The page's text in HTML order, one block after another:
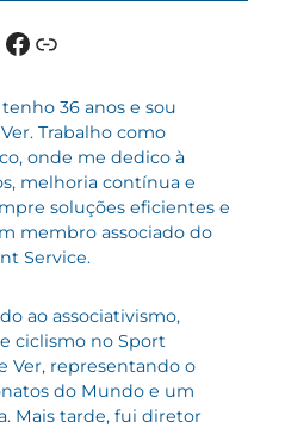
Facebook Link
36 anos e sou
Trabalho como
onde me dedico à
melhoria contínua e
soluções eficientes e
membro associado do
Service.
ao associativismo,
ciclismo no Sport
Ver, representando o
do Mundo e um
Mais tarde, fui diretor